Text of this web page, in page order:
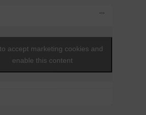
accept marketing cookies and
enable this content